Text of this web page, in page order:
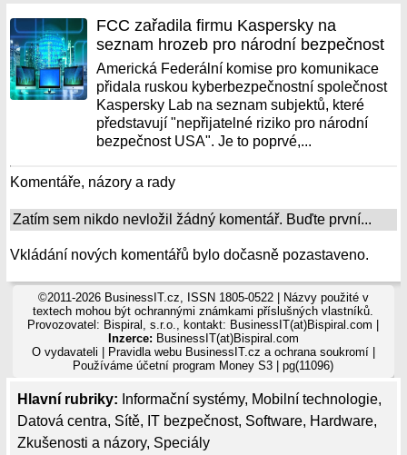
Hlavní rubriky: Informační systémy, Mobilní technologie,
Datová centra, Sítě, IT bezpečnost, Software, Hardware,
Zkušenosti a názory, Speciály
FCC zařadila firmu Kaspersky na
seznam hrozeb pro národní bezpečnost
Americká Federální komise pro komunikace
přidala ruskou kyberbezpečnostní společnost
Kaspersky Lab na seznam subjektů, které
představují "nepřijatelné riziko pro národní
bezpečnost USA". Je to poprvé,...
Komentáře, názory a rady
Zatím sem nikdo nevložil žádný komentář. Buďte první...
Vkládání nových komentářů bylo dočasně pozastaveno.
©2011-2026 BusinessIT.cz, ISSN 1805-0522 | Názvy použité v
textech mohou být ochrannými známkami příslušných vlastníků.
Provozovatel: Bispiral, s.r.o., kontakt: BusinessIT(at)Bispiral.com |
Inzerce: BusinessIT(at)Bispiral.com
O vydavateli
Pravidla webu BusinessIT.cz a ochrana soukromí|
Používámeúčetní program Money S3 | pg(11096)